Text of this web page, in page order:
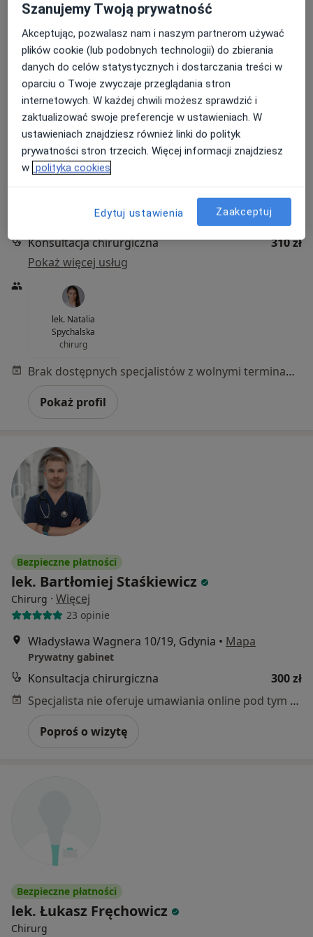
Medyczna Gdynia
Chirurgia, Chirurgia naczyniowa, Dermatologia·
7700 opinii
Adres 1 Adres 2
Stefana Batorego 9/u3, Gdynia
Mapa
Konsultacja chirurgiczna
310 zł
Pokaż więcej usług
lek. Natalia
Spychalska
chirurg
Brak dostępnych specjalistów z wolnymi terminami w tym centrum medycznym.
Pokaż profil
Bezpieczne płatności
lek. Bartłomiej Staśkiewicz
Chirurg · Więcej
23 opinie
Władysława Wagnera 10/19, Gdynia • Mapa
Prywatny gabinet
Konsultacja chirurgiczna
300 zł
Specjalista nie oferuje umawiania online pod tym adresem.
Poproś o wizytę
Bezpieczne płatności
lek. Łukasz Fręchowicz
Chirurg
Szanujemy Twoją prywatność
Akceptując, pozwalasz nam i naszym partnerom używać
plików cookie (lub podobnych technologii) do zbierania
danych do celów statystycznych i dostarczania treści w
oparciu o Twoje zwyczaje przeglądania stron
internetowych. W każdej chwili możesz sprawdzić i
zaktualizować swoje preferencje w ustawieniach. W
ustawieniach znajdziesz również linki do polityk
prywatności stron trzecich. Więcej informacji znajdziesz
w polityka cookies
Edytuj ustawienia Zaakceptuj